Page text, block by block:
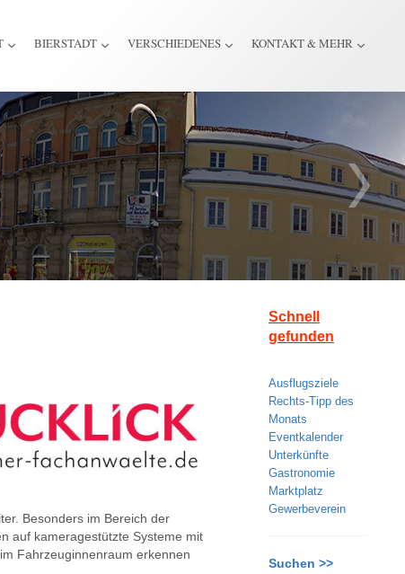
BIERSTADT VERSCHIEDENES KONTAKT & MEHR
Besonders im Bereich der
auf kameragestützte Systeme mit
Fahrzeuginnenraum erkennen
Schnell
gefunden
Ausflugsziele
Rechts-Tipp des
Monats
Eventkalender
Unterkünfte
Gastronomie
Marktplatz
Gewerbeverein
Suchen >>